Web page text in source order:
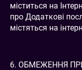
міститься на
про Додаткові
містяться на
6. ОБМЕЖЕННЯ